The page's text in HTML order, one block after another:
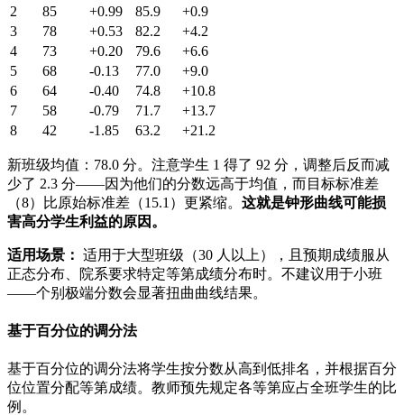
2
85 +0.99 85.9
+0.9
3
78 +0.53 82.2
+4.2
4
73 +0.20 79.6
+6.6
5
68 -0.13 77.0
+9.0
6
64 -0.40 74.8
+10.8
7
58 -0.79 71.7
+13.7
8
42 -1.85 63.2 +21.2
新班级均值：78.0 分。注意学生 1 得了 92 分，调整后反而减
少了 2.3 分——因为他们的分数远高于均值，而目标标准差
（8）比原始标准差（15.1）更紧缩。 这就是钟形曲线可能损
害高分学生利益的原因。
适用场景： 适用于大型班级（30 人以上），且预期成绩服从
正态分布、院系要求特定等第成绩分布时。不建议用于小班
——个别极端分数会显著扭曲曲线结果。
基于百分位的调分法
基于百分位的调分法将学生按分数从高到低排名，并根据百分
位位置分配等第成绩。教师预先规定各等第应占全班学生的比
例。